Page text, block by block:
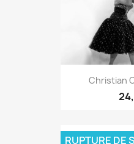
Christian
RUPTURE DE